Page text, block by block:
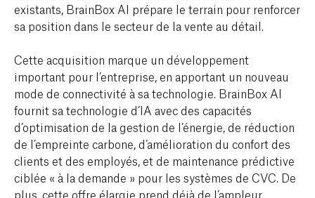
existants, BrainBox AI prépare le terrain pour renforcer
sa position dans le secteur de la vente au détail.
Cette acquisition marque un développement
important pour l’entreprise, en apportant un nouveau
mode de connectivité à sa technologie. BrainBox AI
fournit sa technologie d’IA avec des capacités
d’optimisation de la gestion de l’énergie, de réduction
de l’empreinte carbone, d’amélioration du confort des
clients et des employés, et de maintenance prédictive
ciblée « à la demande » pour les systèmes de CVC. De
plus, cette offre élargie prend déjà de l’ampleur,